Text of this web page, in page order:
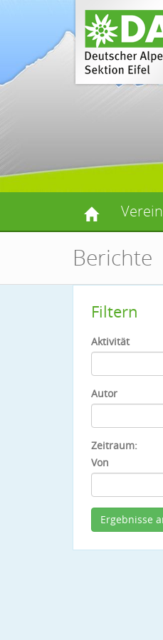
Verein
Berichte
Filtern
Aktivität
Autor
Zeitraum:
Von